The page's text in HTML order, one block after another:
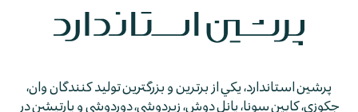
پرشين استاندارد، يكي از برترين و بزرگترين توليد كنندگان وان،
جكوزي، كابين سونا، پانل دوش، زيردوشي، دوردوشي و پارتيشن در